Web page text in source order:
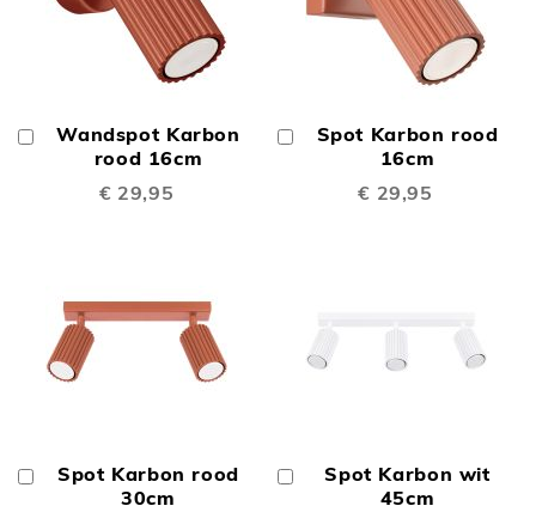
Wandspot Karbon
rood 16cm
€ 29,95
Winkelwagen
Spot Karbon rood
16cm
€ 29,95
Winkelwagen
Spot Karbon rood
30cm
Winkelwagen
Spot Karbon wit
45cm
Winkelwagen